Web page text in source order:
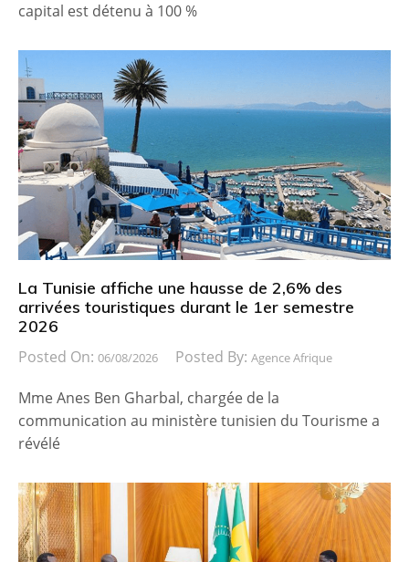
capital est détenu à 100 %
La Tunisie affiche une hausse de 2,6% des
arrivées touristiques durant le 1er semestre
2026
Posted On: 06/08/2026 Posted By: Agence Afrique
Mme Anes Ben Gharbal, chargée de la
communication au ministère tunisien du Tourisme a
révélé